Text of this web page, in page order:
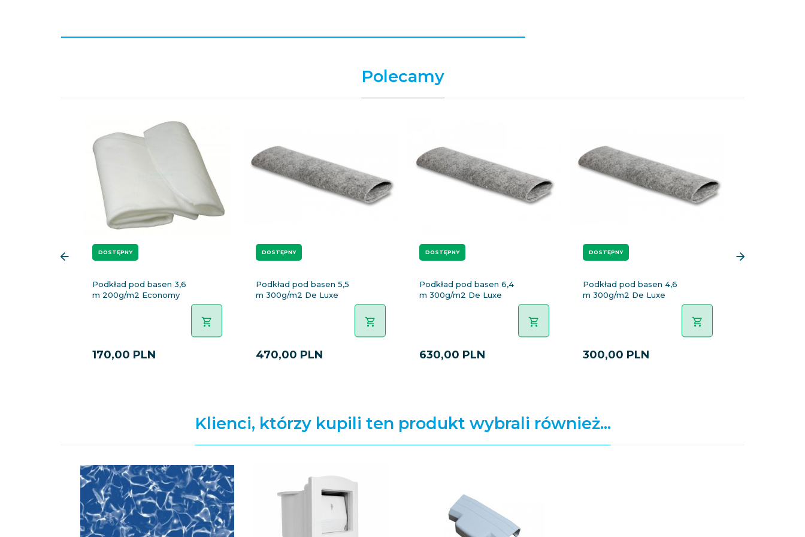
Polecamy
DOSTĘPNY
Podkład pod basen 3,6
m 200g/m2 Economy
170,00 PLN
DOSTĘPNY
Podkład pod basen 5,5
m 300g/m2 De Luxe
470,00 PLN
DOSTĘPNY
Podkład pod basen 6,4
m 300g/m2 De Luxe
630,00 PLN
DOSTĘPNY
Podkład pod basen 4,6
m 300g/m2 De Luxe
300,00 PLN
Klienci, którzy kupili ten produkt wybrali również...